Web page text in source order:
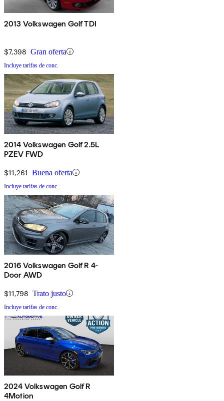
2013 Volkswagen Golf TDI
$7,398 Gran oferta
Incluye tarifas de conc.
2014 Volkswagen Golf 2.5L
PZEV FWD
$11,261 Buena oferta
Incluye tarifas de conc.
2016 Volkswagen Golf R 4-
Door AWD
$11,798 Trato justo
Incluye tarifas de conc.
2024 Volkswagen Golf R
4Motion